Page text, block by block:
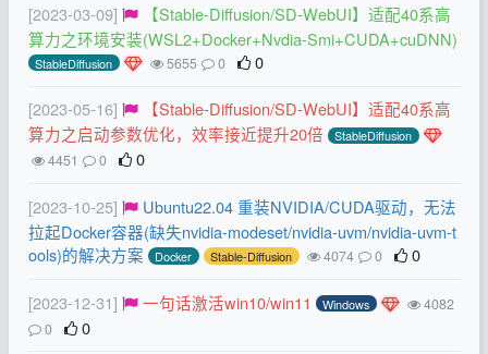
[2023-03-09]
【Stable-Diffusion/SD-WebUI】适配40系高
算力之环境安装(WSL2+Docker+Nvdia-Smi+CUDA+cuDNN)
StableDiffusion 5655 0 0
[2023-05-16]
【Stable-Diffusion/SD-WebUI】适配40系高
算力之启动参数优化，效率接近提升20倍
StableDiffusion
4451 0 0
[2023-10-25]
Ubuntu22.04 重装NVIDIA/CUDA驱动，无法
拉起Docker容器(缺失nvidia-modeset/nvidia-uvm/nvidia-uvm-t
ools)的解决方案
Docker Stable-Diffusion 4074 0 0
[2023-12-31] 一句话激活win10/win11 Windows
4082
0
0